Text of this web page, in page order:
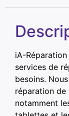
iA-
services de
besoins.
réparation de
notamment